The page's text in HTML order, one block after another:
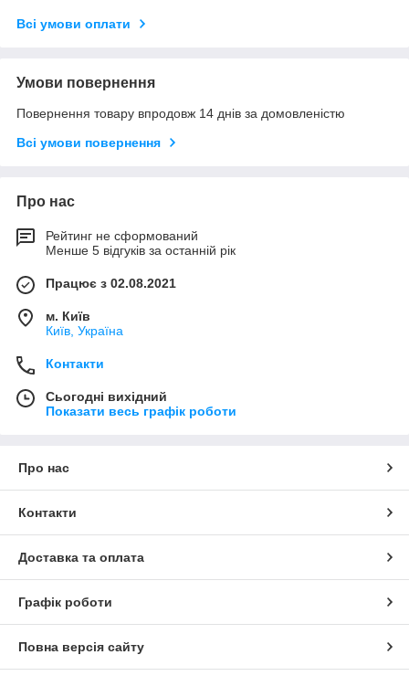
Всі умови оплати
Умови повернення
Повернення товару впродовж 14 днів за домовленістю
Всі умови повернення
Про нас
Рейтинг не сформований
Менше 5 відгуків за останній рік
Працює з 02.08.2021
м. Київ
Київ, Україна
Контакти
Сьогодні вихідний
Показати весь графік роботи
Про нас
Контакти
Доставка та оплата
Графік роботи
Повна версія сайту